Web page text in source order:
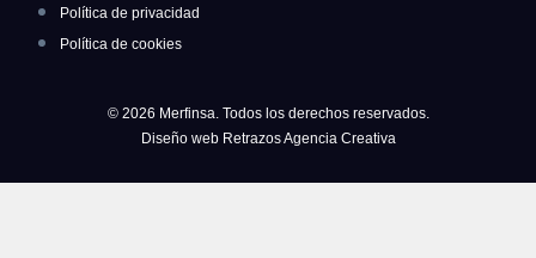
Política de privacidad
Política de cookies
© 2026 Merfinsa. Todos los derechos reservados.
Diseño web Retrazos Agencia Creativa